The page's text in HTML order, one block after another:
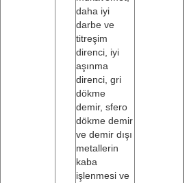
daha iyi
darbe ve
titreşim
direnci, iyi
aşınma
direnci, gri
dökme
demir, sfero
dökme demir
ve demir dışı
metallerin
kaba
işlenmesi ve